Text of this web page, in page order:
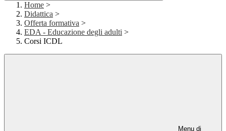
Home >
Didattica >
Offerta formativa >
EDA - Educazione degli adulti >
Corsi ICDL
Menu di